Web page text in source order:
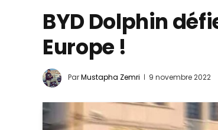
BYD Dolphin
Europe !
ParMustapha Zemri 9 novembre 2022